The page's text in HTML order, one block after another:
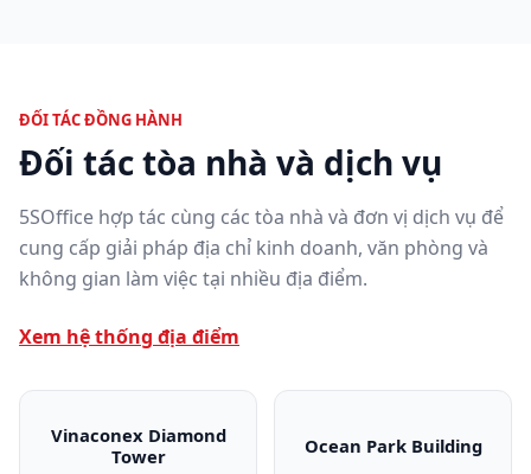
ĐỐI TÁC ĐỒNG HÀNH
Đối tác tòa nhà và dịch vụ
5SOffice hợp tác cùng các tòa nhà và đơn vị dịch vụ để
cung cấp giải pháp địa chỉ kinh doanh, văn phòng và
không gian làm việc tại nhiều địa điểm.
Xem hệ thống địa điểm
Vinaconex Diamond
TowerVinaconex Diamond Tower
Ocean Park Building
Ocean Park